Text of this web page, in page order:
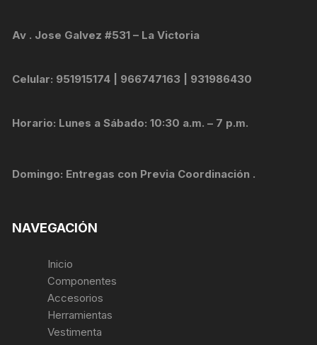
Av . Jose Galvez #531 – La Victoria
Celular: 951915174 | 966747163 | 931986430
Horario: Lunes a Sábado: 10:30 a.m. – 7 p.m.
Domingo: Entregas con Previa Coordinación .
NAVEGACIÓN
Inicio
Componentes
Accesorios
Herramientas
Vestimenta